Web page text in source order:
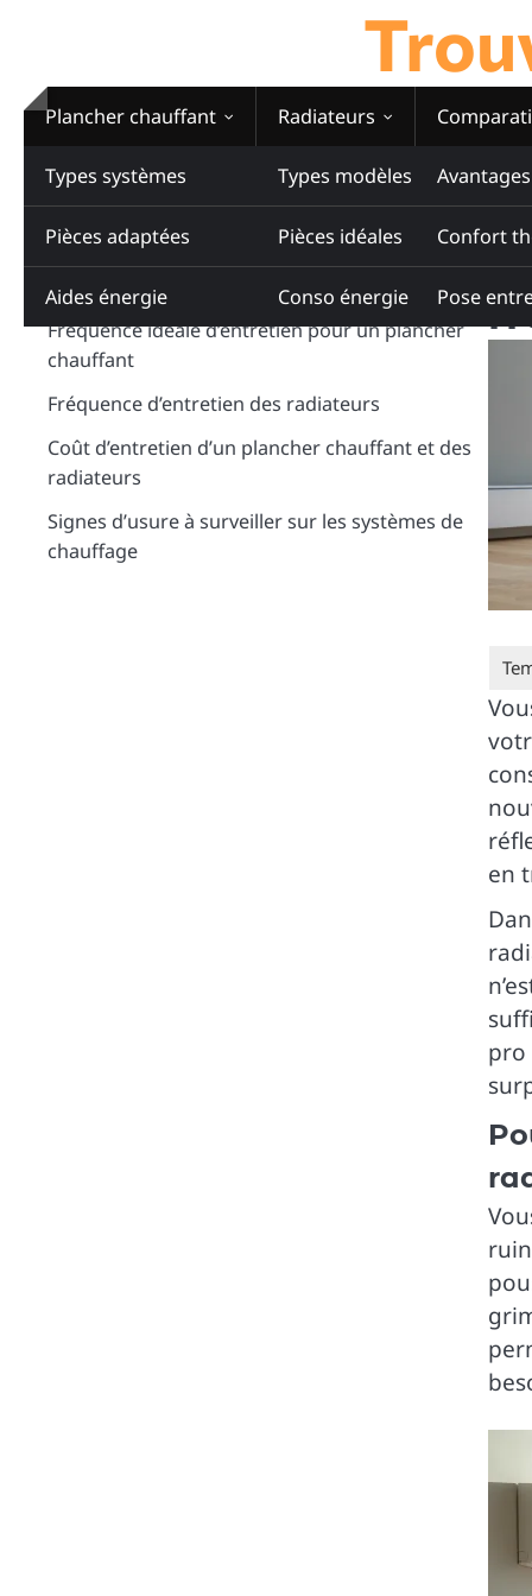
Plancher chauffant
Types systèmes
Pièces adaptées
Aides énergie
Radiateurs
Types modèles
Pièces idéales
Conso énergie
Confort
Pose
en
pro
Sommaire
Pourquoi entretenir régulièrement un
plancher chauffant et des radiateurs ?
Fréquence idéale d’entretien pour un plancher
chauffant
Fréquence d’entretien des radiateurs
Coût d’entretien d’un plancher chauffant et des
radiateurs
Signes d’usure à surveiller sur les systèmes de
chauffage